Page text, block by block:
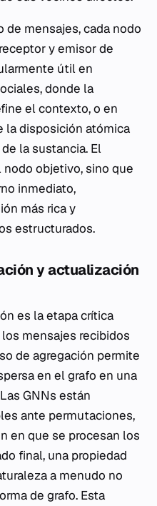
de mensajes, cada nodo
y emisor de
útil en
donde la
el contexto, o en
la disposición atómica
la sustancia. El
objetivo, sino que
inmediato,
más rica y
estructurados.
y actualización
es la etapa crítica
mensajes recibidos
de agregación permite
en el grafo en una
GNNs están
ante permutaciones,
en que se procesan los
final, una propiedad
a menudo no
de grafo. Esta